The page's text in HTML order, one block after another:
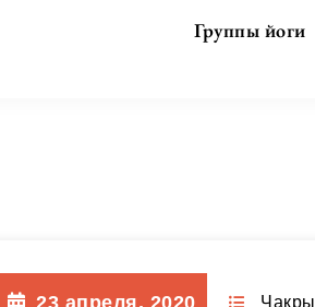
Группы йоги
23 апреля, 2020 Чакры